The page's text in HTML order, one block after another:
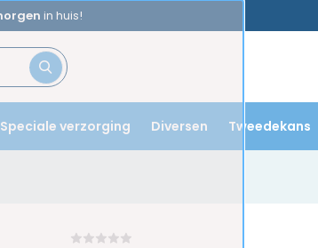
Speciale verzorging Diversen Tweedekans